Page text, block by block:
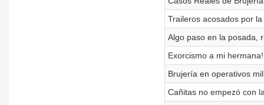
Traileros acosados por
Algo paso en la posada,
Exorcismo a mi
Brujería en operativos
Cañitas no empezó con